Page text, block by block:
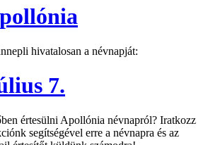
hivatalosan a névnapját:
7.
értesülni Apollónia névnapról? Iratkozz
segítségével erre a névnapra és az